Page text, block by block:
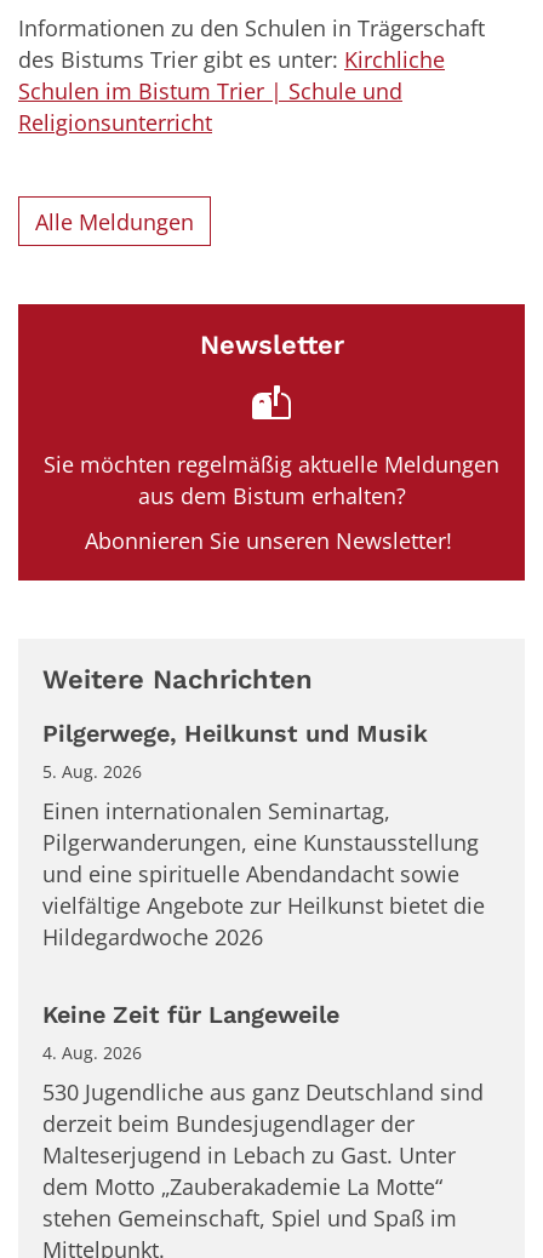
Informationen zu den Schulen in Trägerschaft
des Bistums Trier gibt es unter: Kirchliche
Schulen im Bistum Trier | Schule und
Religionsunterricht
Alle Meldungen
Newsletter
Sie möchten regelmäßig aktuelle Meldungen
aus dem Bistum erhalten?
Abonnieren Sie unseren Newsletter!
Weitere Nachrichten
Pilgerwege, Heilkunst und Musik
5. Aug. 2026
Einen internationalen Seminartag,
Pilgerwanderungen, eine Kunstausstellung
und eine spirituelle Abendandacht sowie
vielfältige Angebote zur Heilkunst bietet die
Hildegardwoche 2026
Keine Zeit für Langeweile
4. Aug. 2026
530 Jugendliche aus ganz Deutschland sind
derzeit beim Bundesjugendlager der
Malteserjugend in Lebach zu Gast. Unter
dem Motto „Zauberakademie La Motte“
stehen Gemeinschaft, Spiel und Spaß im
Mittelpunkt.